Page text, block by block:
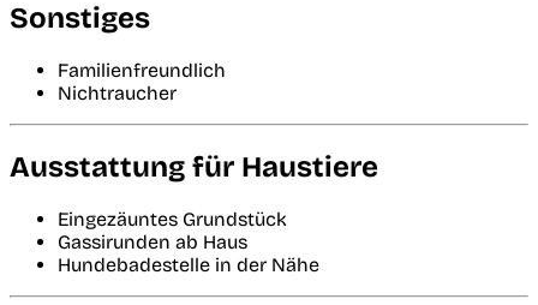
Sonstiges
Familienfreundlich
Nichtraucher
Ausstattung für Haustiere
Eingezäuntes Grundstück
Gassirunden ab Haus
Hundebadestelle in der Nähe